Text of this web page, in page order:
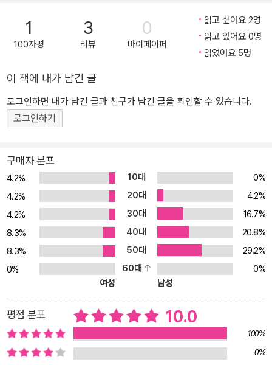
카닉스 및 커커스 리뷰, 굿리즈 등에서 2019년 올해의 SF로 선정되
어 그 인기를 이었으며 3편 『마지막 황제』는 미국 최고 장르 컨벤션
중 하나인 드래곤콘에서 주관한 드래곤 어워드 SF 부문을 수상하였
다. 제국에 무한한 번영을 가져다주었던 시공연속체 플로우가 파괴되
심일까. 플로우라는 시공연속체를 통해 빠른 이동을 가능하게 해주는
상호의존성단(Interdependency)에 나뉘어 살게 된 미래의 인류. 황
권을 지닌 길드 가문에 의해 통치되며 플로우를 통해 교역하면서 무
한한 번영을 누리고 있다. 그러나 갑작스레 생긴 플로우의 균열, 그리
고 성단의 가장 쇠락한 행성 엔드에서 반란이 일어나면서 제국의 분
위기는 혼란스러워지고, 1순위 후계자인 오빠의 죽음으로 예기치 않
게 황제 자리를 물려받은 카르데니아 역시 즉위 당일 테러 위협에 놓
인다. 이러한 분위기를 타고 제국의 지배권을 침탈하려는 최고 권력
가 노하마페탄 가문과 라이벌 라고스 가문의 끊임없는 알력 싸움이
펼쳐지고, 라고스 가문의 후계자이자 뛰어난 장삿꾼인 레이디 키바는
이 모든 상황 한가운데에서 무엇이 자신과 가문에 이득인지를 끊임없
이 고민한다. 오래전 지구와의 연결은 끊어졌지만 플로우를 통해 40
여 개의 행성들과 교류하며 위대한 번영을 이룬 상호의존성단은 갑작
스런 플로우의 붕괴로 전혀 대비하지 못한 위기에 처한다. 존 스칼지
는 독자가 이해해야 할 상호의존성단의 천 년 역사를 별다른 과학적
지식이 없어도, SF 초심자라도 누구나 쉽게 접근이 가능하도록 함축
1
100자평
3
리뷰
0
마이페이퍼
읽고 싶어요 2명
읽고 있어요 0명
읽었어요 5명
이 책에 내가 남긴 글
로그인하면 내가 남긴 글과 친구가 남긴 글을 확인할 수 있습니다.
로그인하기
구매자 분포
4.2% 10대
0%
4.2%
20대
4.2%
4.2%
30대
16.7%
8.3%
40대
20.8%
8.3%
50대
29.2%
0%
60대
0%
여성
남성
평점 분포 10.0
100%
0%